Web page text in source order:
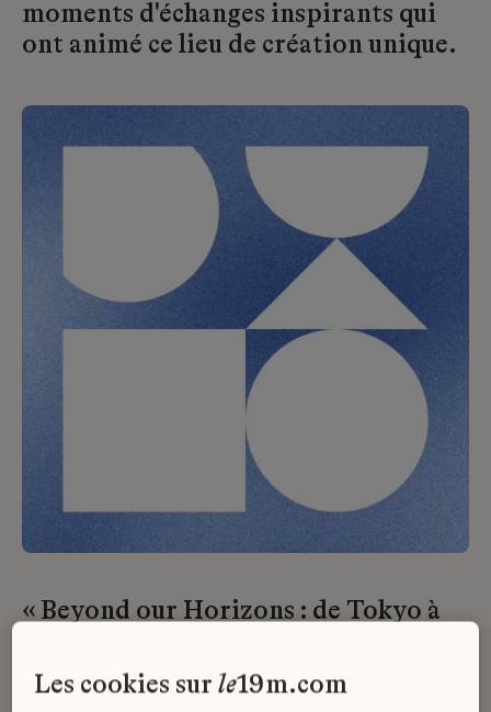
moments d'échanges inspirants qui
ont animé ce lieu de création unique.
« Beyond our Horizons : de Tokyo à
29.01 → 26.04.2026
les cookies surle19m.com